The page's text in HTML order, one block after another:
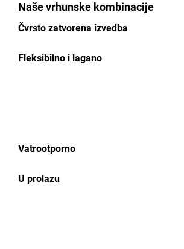
Naše vrhunske kombinacije
Čvrsto zatvorena izvedba
Fleksibilno i lagano
Vatrootporno
U prolazu